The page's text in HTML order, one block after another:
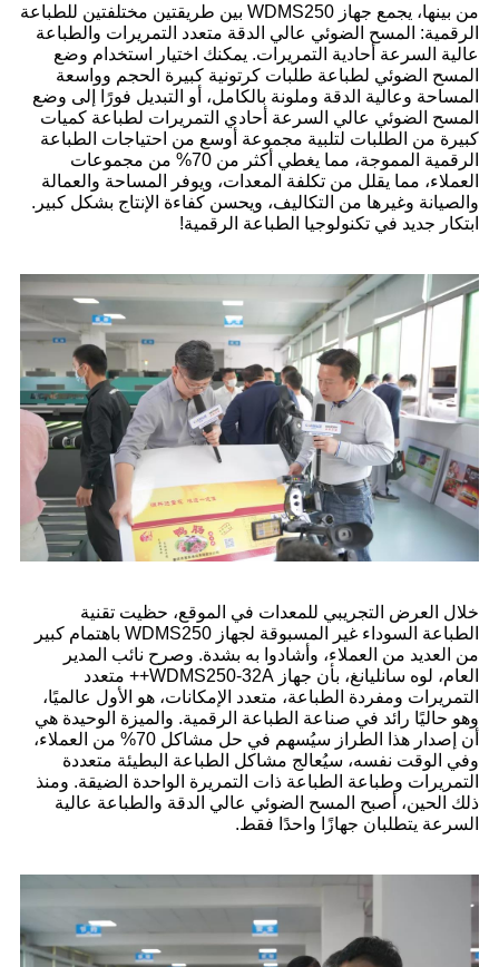
من بينها، يجمع جهاز WDMS250 بين طريقتين مختلفتين للطباعة
الرقمية: المسح الضوئي عالي الدقة متعدد التمريرات والطباعة
عالية السرعة أحادية التمريرات. يمكنك اختيار استخدام وضع
المسح الضوئي لطباعة طلبات كرتونية كبيرة الحجم وواسعة
المساحة وعالية الدقة وملونة بالكامل، أو التبديل فورًا إلى وضع
المسح الضوئي عالي السرعة أحادي التمريرات لطباعة كميات
كبيرة من الطلبات لتلبية مجموعة أوسع من احتياجات الطباعة
الرقمية المموجة، مما يغطي أكثر من 70% من مجموعات
العملاء، مما يقلل من تكلفة المعدات، ويوفر المساحة والعمالة
والصيانة وغيرها من التكاليف، ويحسن كفاءة الإنتاج بشكل كبير.
ابتكار جديد في تكنولوجيا الطباعة الرقمية!
خلال العرض التجريبي للمعدات في الموقع، حظيت تقنية
الطباعة السوداء غير المسبوقة لجهاز WDMS250 باهتمام كبير
من العديد من العملاء، وأشادوا به بشدة. وصرح نائب المدير
العام، لوه سانليانغ، بأن جهاز WDMS250-32A++ متعدد
التمريرات ومفردة الطباعة، متعدد الإمكانات، هو الأول عالميًا،
وهو حاليًا رائد في صناعة الطباعة الرقمية. والميزة الوحيدة هي
أن إصدار هذا الطراز سيُسهم في حل مشاكل 70% من العملاء،
وفي الوقت نفسه، سيُعالج مشاكل الطباعة البطيئة متعددة
التمريرات وطباعة الطباعة ذات التمريرة الواحدة الضيقة. ومنذ
ذلك الحين، أصبح المسح الضوئي عالي الدقة والطباعة عالية
السرعة يتطلبان جهازًا واحدًا فقط.